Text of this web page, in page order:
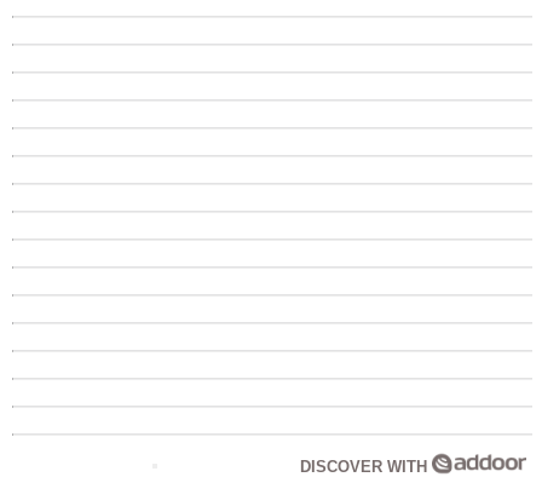
DISCOVER WITH